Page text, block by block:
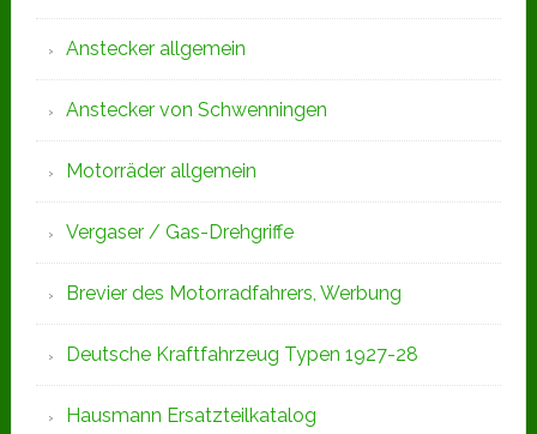
Anstecker allgemein
Anstecker von Schwenningen
Motorräder allgemein
Vergaser / Gas-Drehgriffe
Brevier des Motorradfahrers, Werbung
Deutsche Kraftfahrzeug Typen 1927-28
Hausmann Ersatzteilkatalog